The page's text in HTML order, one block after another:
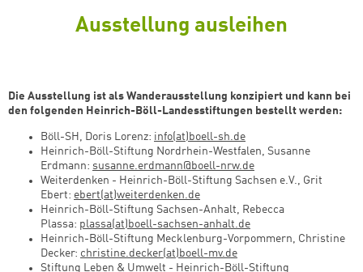
Ausstellung ausleihen
Die Ausstellung ist als Wanderausstellung konzipiert und kann bei
den folgenden Heinrich-Böll-Landesstiftungen bestellt werden:
Böll-SH, Doris Lorenz: info(at)boell-sh.de
Heinrich-Böll-Stiftung Nordrhein-Westfalen, Susanne
Erdmann: susanne.erdmann@boell-nrw.de
Weiterdenken - Heinrich-Böll-Stiftung Sachsen e.V., Grit
Ebert: ebert(at)weiterdenken.de
Heinrich-Böll-Stiftung Sachsen-Anhalt, Rebecca
Plassa: plassa(at)boell-sachsen-anhalt.de
Heinrich-Böll-Stiftung Mecklenburg-Vorpommern, Christine
Decker: christine.decker(at)boell-mv.de
Stiftung Leben & Umwelt - Heinrich-Böll-Stiftung